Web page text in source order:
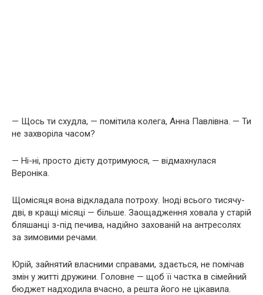
— Щось ти схудла, — помітила колега, Анна Павлівна. — Ти
не захворіла часом?
— Ні-ні, просто дієту дотримуюся, — відмахнулася
Вероніка.
Щомісяця вона відкладала потроху. Іноді всього тисячу-
дві, в кращі місяці — більше. Заощадження ховала у старій
бляшанці з-під печива, надійно захованій на антресолях
за зимовими речами.
Юрій, зайнятий власними справами, здається, не помічав
змін у житті дружини. Головне — щоб її частка в сімейний
бюджет надходила вчасно, а решта його не цікавила.